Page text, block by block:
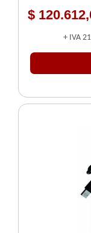
$
+ IVA